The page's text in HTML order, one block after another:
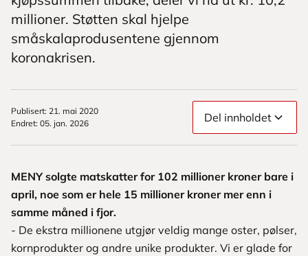
millioner. Støtten skal hjelpe
småskalaprodusentene gjennom
koronakrisen.
Publisert: 21. mai 2020
Endret: 05. jan. 2026 Del innholdet
MENY solgte matskatter for 102 millioner kroner bare i
april, noe som er hele 15 millioner kroner mer enn i
samme måned i fjor.
- De ekstra millionene utgjør veldig mange oster, pølser,
kornprodukter og andre unike produkter. Vi er glade for